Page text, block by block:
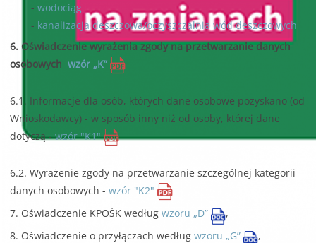
- wodociąg
- kanalizacja deszczowa/oczyszczalnia wód deszczowych
6. Oświadczenie wyrażenia zgody na przetwarzanie danych
osobowych wzór „K”
6.1. Informacje dla osób, których dane osobowe pozyskano (od
Wnioskodawcy) - w sposób inny niż od osoby, której dane
dotyczą -wzór "K1"
6.2. Wyrażenie zgody na przetwarzanie szczególnej kategorii
danych osobowych - wzór "K2"
7. Oświadczenie KPOŚK według wzoru „D”
,
8. Oświadczenie o przyłączach według wzoru „G”
,